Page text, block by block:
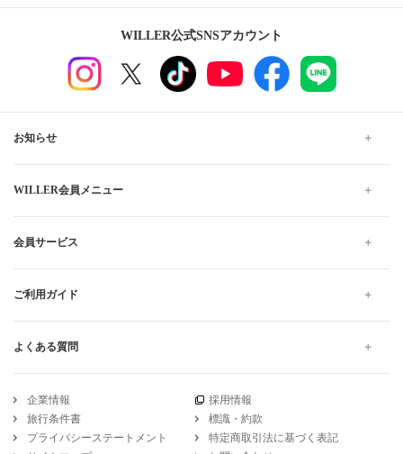
WILLER公式SNSアカウント
お知らせ
WILLER会員メニュー
会員サービス
ご利用ガイド
よくある質問
企業情報
採用情報
旅行条件書
標識・約款
プライバシーステートメント
特定商取引法に基づく表記